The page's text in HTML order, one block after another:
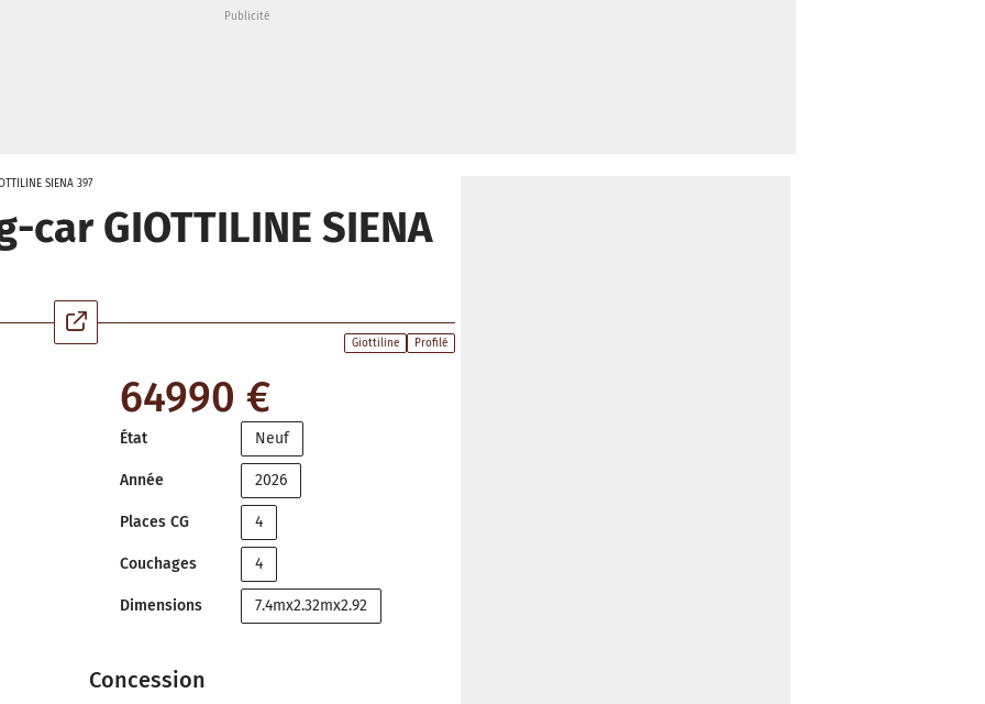
SIENA 397
car GIOTTILINE SIENA
Giottiline Profilé
64990 €
État Neuf
Année 2026
Places CG 4
Couchages 4
Dimensions 7.4mx2.32mx2.92
Concession